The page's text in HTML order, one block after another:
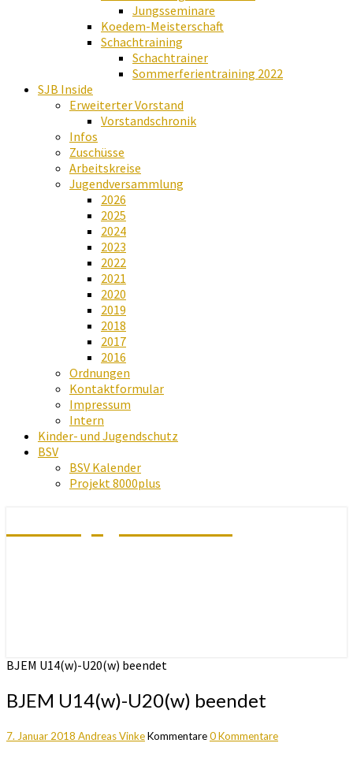
Jungsseminare
Koedem-Meisterschaft
Schachtraining
Schachtrainer
Sommerferientraining 2022
SJB Inside
Erweiterter Vorstand
Vorstandschronik
Infos
Zuschüsse
Arbeitskreise
Jugendversammlung
2026
2025
2024
2023
2022
2021
2020
2019
2018
2017
2016
Ordnungen
Kontaktformular
Impressum
Intern
Kinder- und Jugendschutz
BSV
BSV Kalender
Projekt 8000plus
BJEM U14(w)-U20(w) beendet
BJEM U14(w)-U20(w) beendet
7. Januar 2018 Andreas VinkeKommentare0 Kommentare